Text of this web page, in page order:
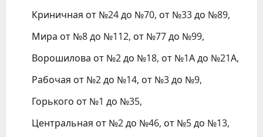
Криничная от №24 до №70, от №33 до №89,
Мира от №8 до №112, от №77 до №99,
Ворошилова от №2 до №18, от №1А до №21А,
Рабочая от №2 до №14, от №3 до №9,
Горького от №1 до №35,
Центральная от №2 до №46, от №5 до №13,